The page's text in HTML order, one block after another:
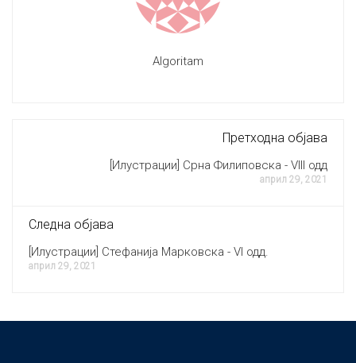
Algoritam
Претходна објава
[Илустрации] Срна Филиповска - VIII одд
април 29, 2021
Следна објава
[Илустрации] Стефанија Марковска - VI одд.
април 29, 2021